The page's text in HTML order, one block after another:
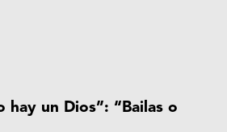
hay un Dios”: “Bailas o